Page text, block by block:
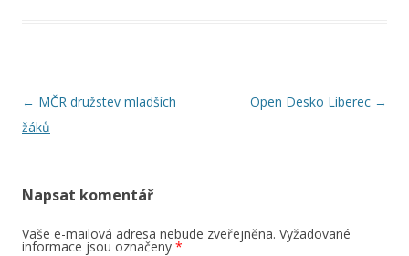
Navigace
pro
← MČR družstev mladších
žáků
Open Desko Liberec →
Napsat komentář
Vaše e-mailová adresa nebude zveřejněna. Vyžadované
informace jsou označeny *